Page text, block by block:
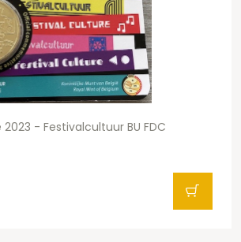
2023 - Festivalcultuur BU FDC